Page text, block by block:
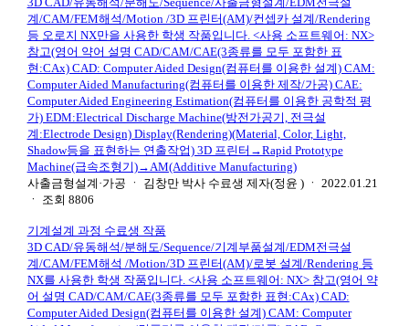
계/CAM/FEM해석/Motion /3D 프린터(AM)/컨셉카 설계/Rendering
등 오로지 NX만을 사용한 학생 작품입니다. <사용 소프트웨어: NX>
참고(영어 약어 설명 CAD/CAM/CAE(3종류를 모두 포함한 표
현:CAx) CAD: Computer Aided Design(컴퓨터를 이용한 설계) CAM:
Computer Aided Manufacturing(컴퓨터를 이용한 제작/가공) CAE:
Computer Aided Engineering Estimation(컴퓨터를 이용한 공학적 평
가) EDM:Electrical Discharge Machine(방전가공기, 전극설
계:Electrode Design) Display(Rendering)(Material, Color, Light,
Shadow등을 표현하는 연출작업) 3D 프린터→Rapid Prototype
Machine(급속조형기)→AM(Additive Manufacturing)
사출금형설계·가공 ㆍ 김창만 박사 수료생 제자(정윤 ) ㆍ 2022.01.21
ㆍ
조회 8806
기계설계 과정 수료생 작품
3D CAD/유동해석/분해도/Sequence/기계부품설계/EDM전극설
계/CAM/FEM해석 /Motion/3D 프린터(AM)/로봇 설계/Rendering 등
NX를 사용한 학생 작품입니다. <사용 소프트웨어: NX> 참고(영어 약
어 설명 CAD/CAM/CAE(3종류를 모두 포함한 표현:CAx) CAD:
Computer Aided Design(컴퓨터를 이용한 설계) CAM: Computer